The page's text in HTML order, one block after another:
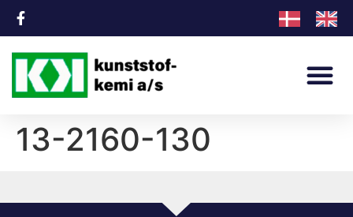
13-2160-130